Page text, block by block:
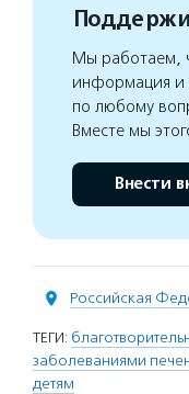
Мы работаем,
информация и
по любому
Вместе мы
Внести
Российская
ТЕГИ:
заболеваниями
детям